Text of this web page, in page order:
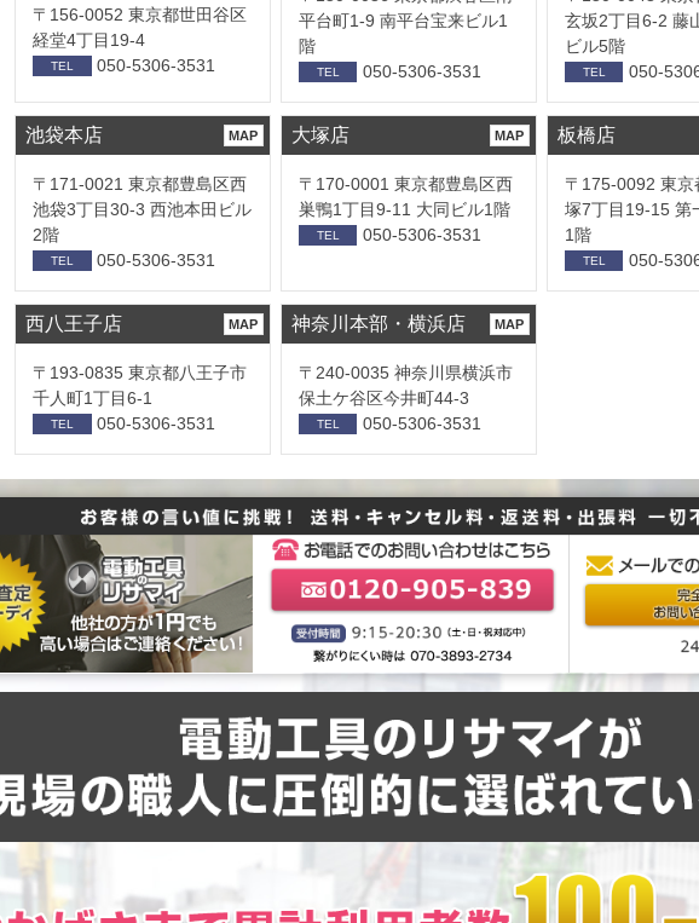
〒156-0052 東京都世田谷区
経堂4丁目19-4
TEL 050-5306-3531
平台町1-9 南平台宝来ビル1
階
TEL 050-5306-3531
玄坂2丁目6-2 藤
ビル5階
TEL 050-
池袋本店 MAP
〒171-0021 東京都豊島区西
池袋3丁目30-3 西池本田ビル
2階
TEL 050-5306-3531
大塚店 MAP
〒170-0001 東京都豊島区西
巣鴨1丁目9-11 大同ビル1階
TEL 050-5306-3531
板橋店
〒175-0092 東京
塚7丁目19-15 第
1階
TEL 050-
西八王子店 MAP
〒193-0835 東京都八王子市
千人町1丁目6-1
TEL 050-5306-3531
神奈川本部・横浜店 MAP
〒240-0035 神奈川県横浜市
保⼟ケ⾕区今井町44-3
TEL 050-5306-3531